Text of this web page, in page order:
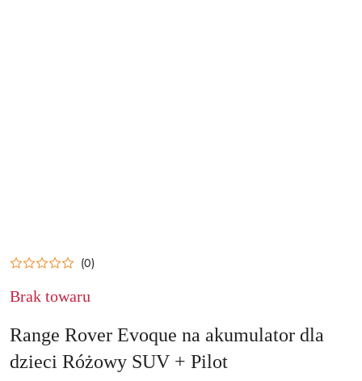
(0)
Brak towaru
Range Rover Evoque na akumulator dla
dzieci Różowy SUV + Pilot